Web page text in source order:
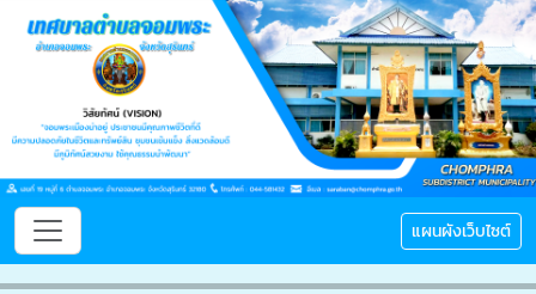
แผนผังเว็บไซต์